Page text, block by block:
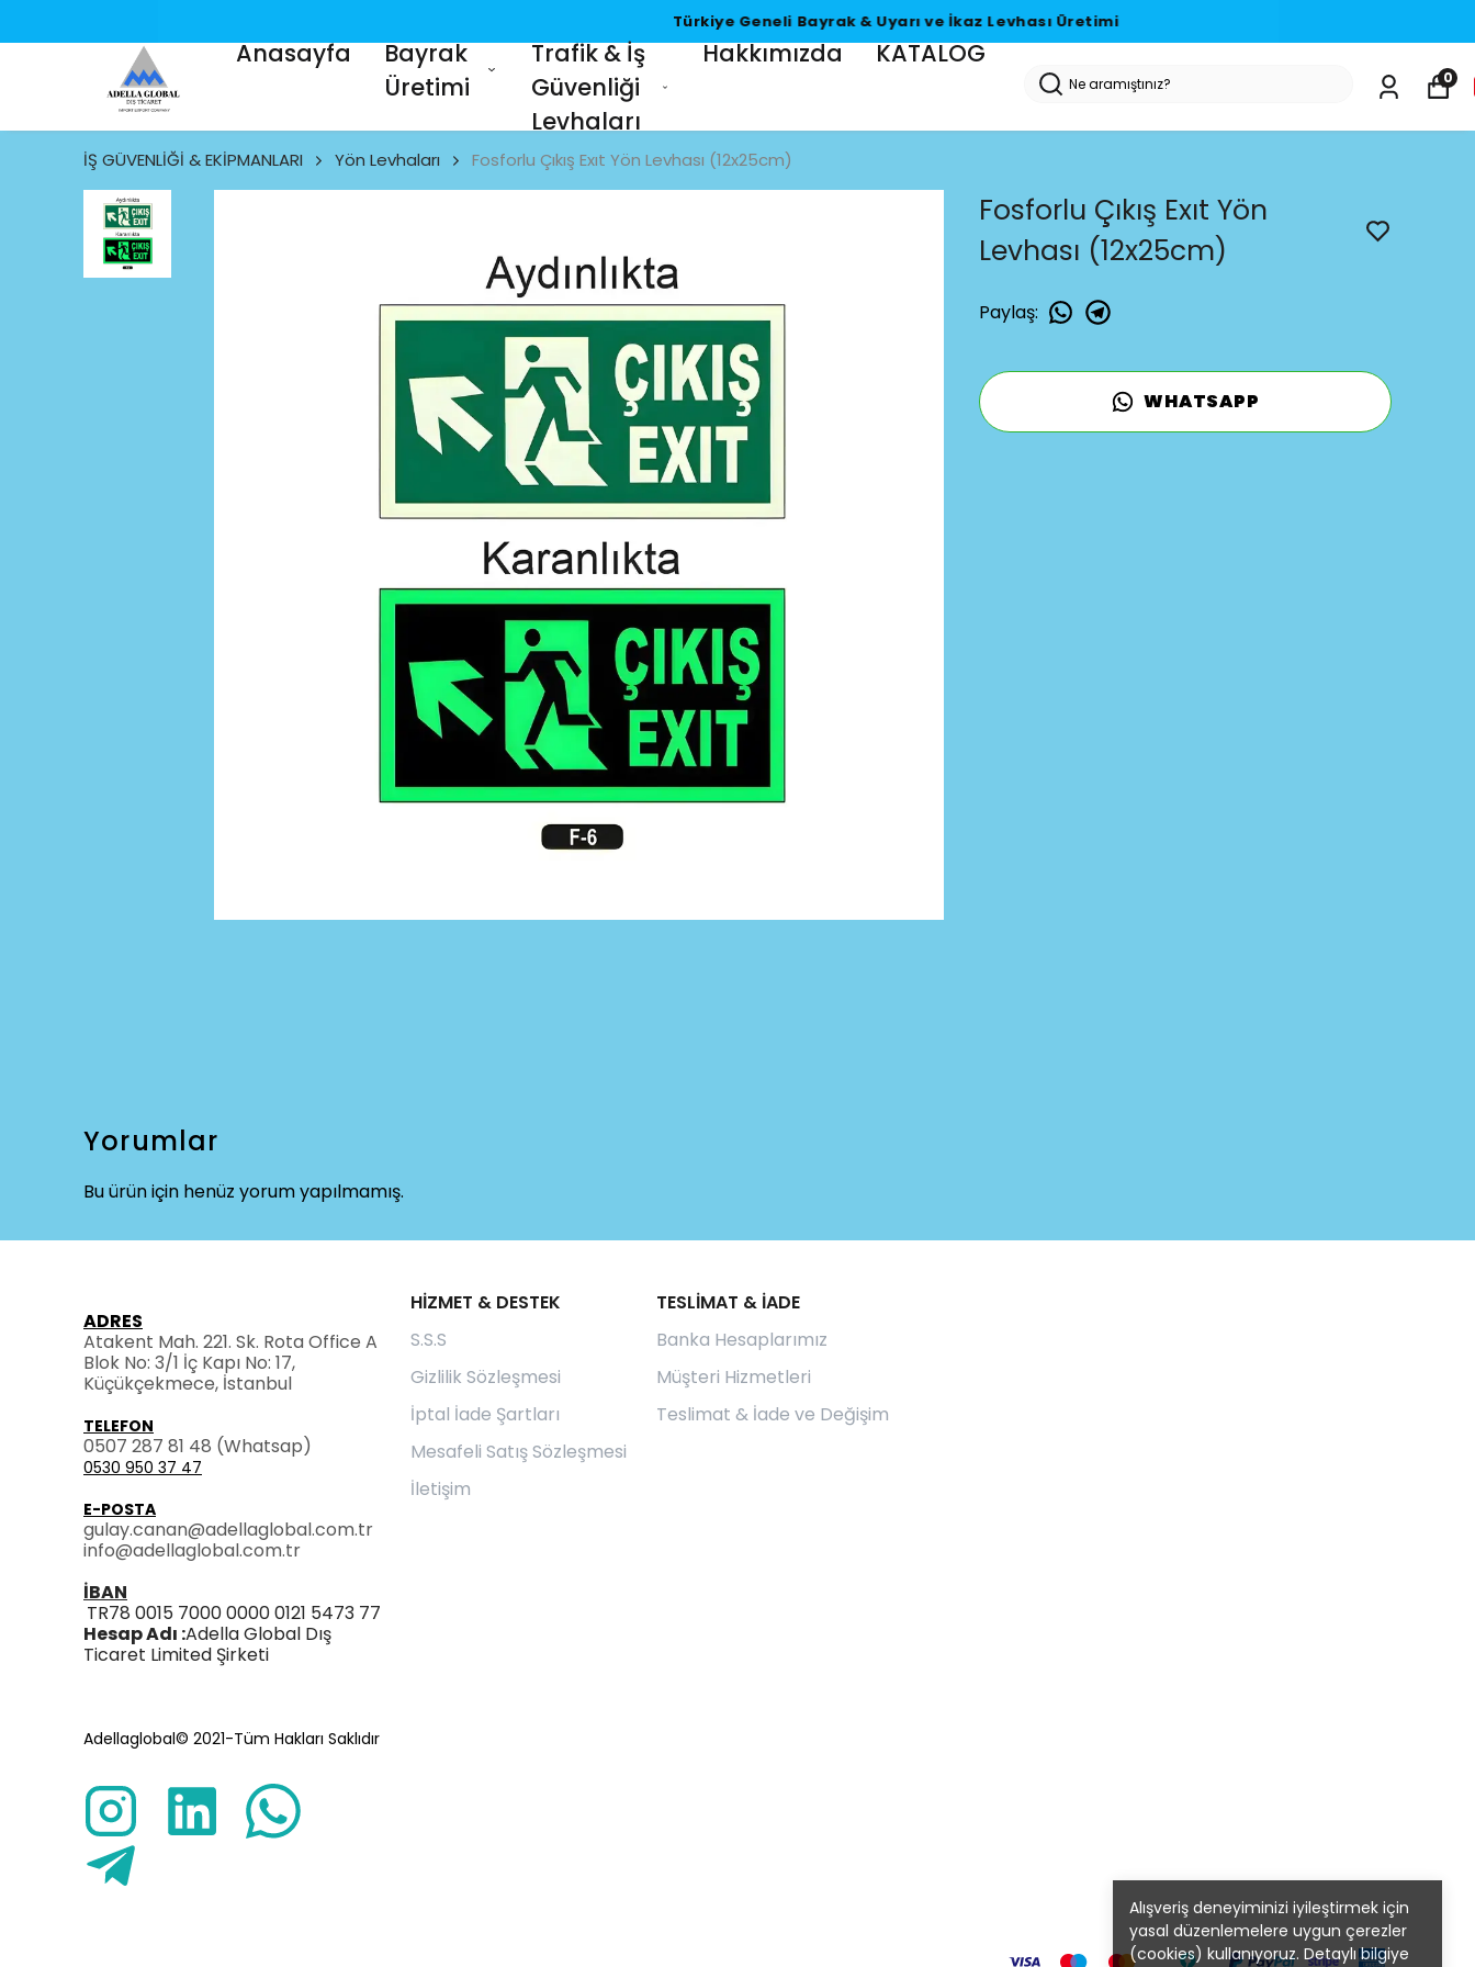
Türkiye Geneli Bayrak & Uyarı ve İkaz Levhası Üretimi
Anasayfa
Bayrak
Üretimi
Trafik & İş
Güvenliği
Levhaları
Hakkımızda KATALOG
0
Alışveriş deneyiminizi iyileştirmek için
yasal düzenlemelere uygun çerezler
(cookies) kullanıyoruz. Detaylı bilgiye
İŞ GÜVENLİĞİ & EKİPMANLARI Yön Levhaları Fosforlu Çıkış Exıt Yön Levhası (12x25cm)
Fosforlu Çıkış Exıt Yön
Levhası (12x25cm)
Paylaş:
WHATSAPP
Yorumlar
Bu ürün için henüz yorum yapılmamış.
HİZMET & DESTEK
S.S.S
Gizlilik Sözleşmesi
İptal İade Şartları
Mesafeli Satış Sözleşmesi
İletişim
TESLİMAT & İADE
Banka Hesaplarımız
Müşteri Hizmetleri
Teslimat & İade ve Değişim
ADRES
Atakent Mah. 221. Sk. Rota Office A
Blok No: 3/1 İç Kapı No: 17,
Küçükçekmece, İstanbul
TELEFON
0507 287 81 48 (Whatsap)
0530 950 37 47
E-POSTA
gulay.canan@adellaglobal.com.tr
info@adellaglobal.com.tr
İBAN
TR78 0015 7000 0000 0121 5473 77
Hesap Adı :Adella Global Dış
Ticaret Limited Şirketi
Adellaglobal© 2021-Tüm Hakları Saklıdır